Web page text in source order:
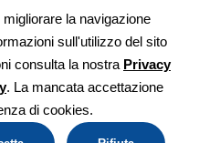
la navigazione
sull'utilizzo del sito
consulta la nostra Privacy
. La mancata accettazione
di cookies.